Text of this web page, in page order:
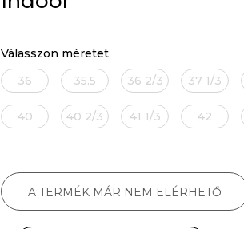
Válasszon méretet
36
35.5 36 2/3 37 1/3
40 40 2/3 41 1/3 42
A TERMÉK MÁR NEM ELÉRHETŐ